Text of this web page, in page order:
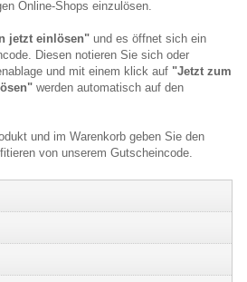
Online-Shops einzulösen.
jetzt einlösen" und es öffnet sich ein
Diesen notieren Sie sich oder
und mit einem klick auf "Jetzt zum
werden automatisch auf den
und im Warenkorb geben Sie den
von unserem Gutscheincode.